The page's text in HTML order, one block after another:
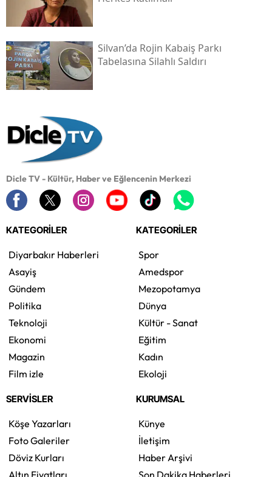
Silvan’da Rojin Kabaiş Parkı
Tabelasına Silahlı Saldırı
Dicle TV - Kültür, Haber ve Eğlencenin Merkezi
KATEGORİLER
Diyarbakır Haberleri
Asayiş
Gündem
Politika
Teknoloji
Ekonomi
Magazin
Film izle
KATEGORİLER
Spor
Amedspor
Mezopotamya
Dünya
Kültür - Sanat
Eğitim
Kadın
Ekoloji
SERVİSLER
Köşe Yazarları
Foto Galeriler
Döviz Kurları
Altın Fiyatları
KURUMSAL
Künye
İletişim
Haber Arşivi
Son Dakika Haberleri